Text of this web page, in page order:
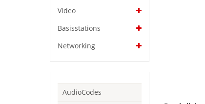
Video
Basisstations
Networking
AudioCodes